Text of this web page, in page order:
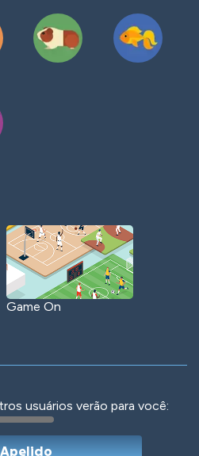
Game On
Jungle Cats
usuários verão para você: